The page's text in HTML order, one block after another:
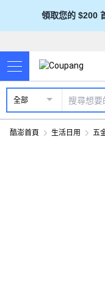
領取您的 $200
全部
酷澎首頁 生活日用 五